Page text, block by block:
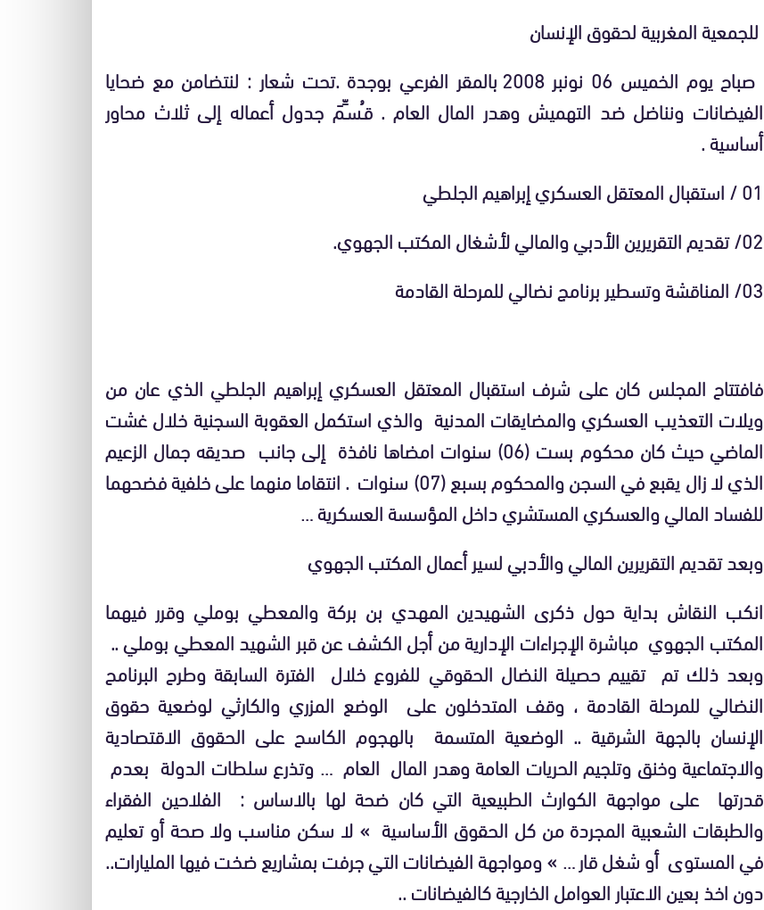
للجمعية المغربية لحقوق الإنسان
صباح يوم الخميس 06 نونبر 2008 بالمقر الفرعي بوجدة .تحت شعار : لنتضامن مع ضحايا
الفيضانات ونناضل ضد التهميش وهدر المال العام . قـُسـِّمَ جدول أعماله إلى ثلاث محاور
أساسية .
01 / استقبال المعتقل العسكري إبراهيم الجلطي
02/ تقديم التقريرين الأدبي والمالي لأشغال المكتب الجهوي.
03/ المناقشة وتسطير برنامج نضالي للمرحلة القادمة
فافتتاح المجلس كان على شرف استقبال المعتقل العسكري إبراهيم الجلطي الذي عان من
ويلات التعذيب العسكري والمضايقات المدنية والذي استكمل العقوبة السجنية خلال غشت
الماضي حيث كان محكوم بست (06) سنوات امضاها نافذة إلى جانب صديقه جمال الزعيم
الذي لا زال يقبع في السجن والمحكوم بسبع (07) سنوات . انتقاما منهما على خلفية فضحهما
للفساد المالي والعسكري المستشري داخل المؤسسة العسكرية …
وبعد تقديم التقريرين المالي والأدبي لسير أعمال المكتب الجهوي
انكب النقاش بداية حول ذكرى الشهيدين المهدي بن بركة والمعطي بوملي وقرر فيهما
المكتب الجهوي مباشرة الإجراءات الإدارية من أجل الكشف عن قبر الشهيد المعطي بوملي ..
وبعد ذلك تم تقييم حصيلة النضال الحقوقي للفروع خلال الفترة السابقة وطرح البرنامح
النضالي للمرحلة القادمة ، وقف المتدخلون على الوضع المزري والكارثي لوضعية حقوق
الإنسان بالجهة الشرقية .. الوضعية المتسمة بالهجوم الكاسح على الحقوق الاقتصادية
والاجتماعية وخنق وتلجيم الحريات العامة وهدر المال العام … وتذرع سلطات الدولة بعدم
قدرتها على مواجهة الكوارث الطبيعية التي كان ضحة لها بالاساس : الفلاحين الفقراء
والطبقات الشعبية المجردة من كل الحقوق الأساسية » لا سكن مناسب ولا صحة أو تعليم
في المستوى أو شغل قار … » ومواجهة الفيضانات التي جرفت بمشاريع ضخت فيها المليارات..
دون اخذ بعين الاعتبار العوامل الخارجية كالفيضانات ..